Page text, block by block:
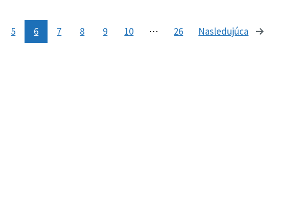
5 6 7 8 9 10 ⋯ 26 Nasledujúca stránka